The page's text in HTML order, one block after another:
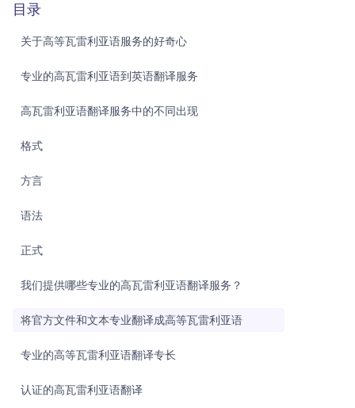
目录
关于高等瓦雷利亚语服务的好奇心
专业的高瓦雷利亚语到英语翻译服务
高瓦雷利亚语翻译服务中的不同出现
格式
方言
语法
正式
我们提供哪些专业的高瓦雷利亚语翻译服务？
将官方文件和文本专业翻译成高等瓦雷利亚语
专业的高等瓦雷利亚语翻译专长
认证的高瓦雷利亚语翻译